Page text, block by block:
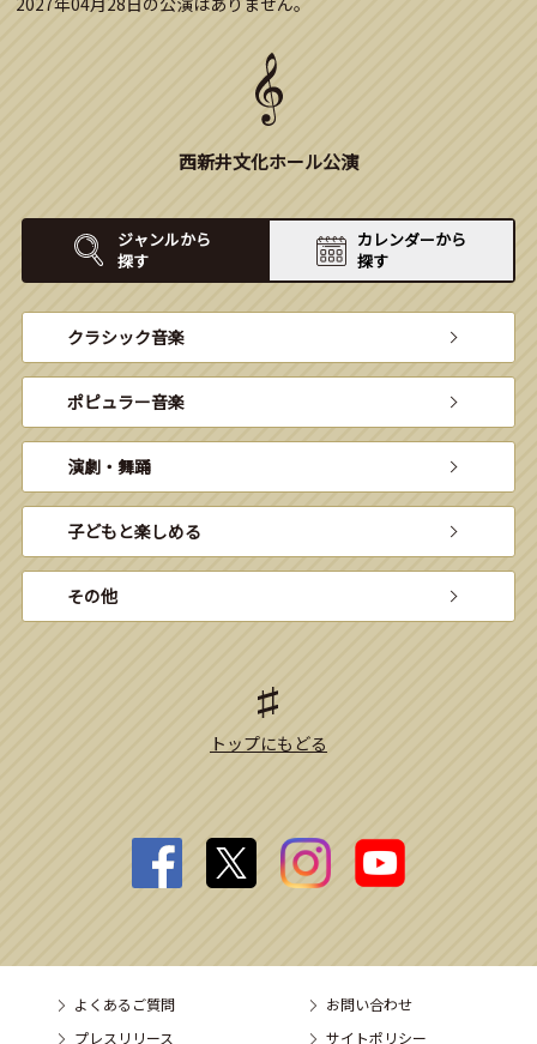
西新井文化ホール公演
ジャンルから
探す
カレンダーから
探す
クラシック音楽
ポピュラー音楽
演劇・舞踊
子どもと楽しめる
その他
トップにもどる
よくあるご質問
お問い合わせ
プレスリリース
サイトポリシー